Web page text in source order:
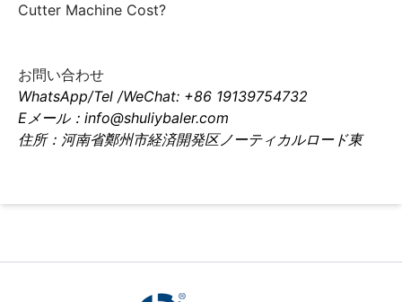
Cutter Machine Cost?
お問い合わせ
WhatsApp/Tel /WeChat: +86 19139754732
Eメール：info@shuliybaler.com
住所：河南省鄭州市経済開発区ノーティカルロード東